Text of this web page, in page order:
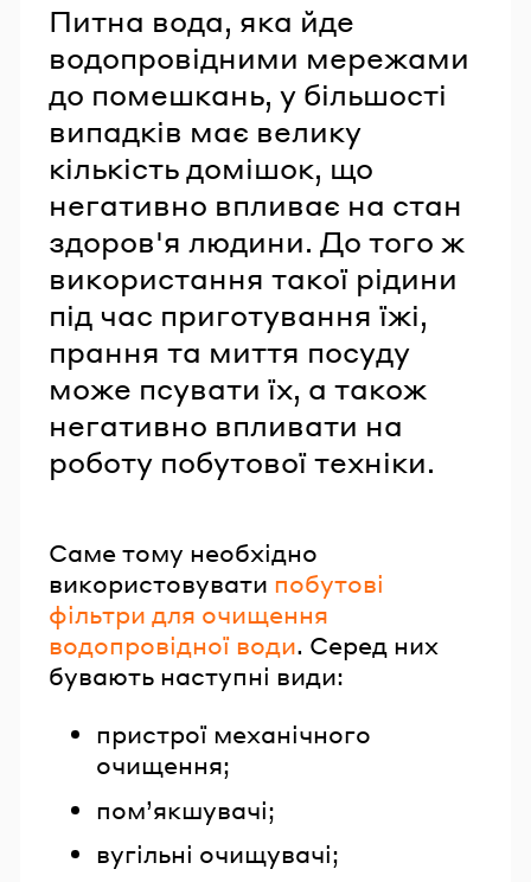
Питна вода, яка йде
водопровідними мережами
до помешкань, у більшості
випадків має велику
кількість домішок, що
негативно впливає на стан
здоров'я людини. До того ж
використання такої рідини
під час приготування їжі,
прання та миття посуду
може псувати їх, а також
негативно впливати на
роботу побутової техніки.
Саме тому необхідно
використовувати побутові
фільтри для очищення
водопровідної води. Серед них
бувають наступні види:
пристрої механічного
очищення;
пом’якшувачі;
вугільні очищувачі;